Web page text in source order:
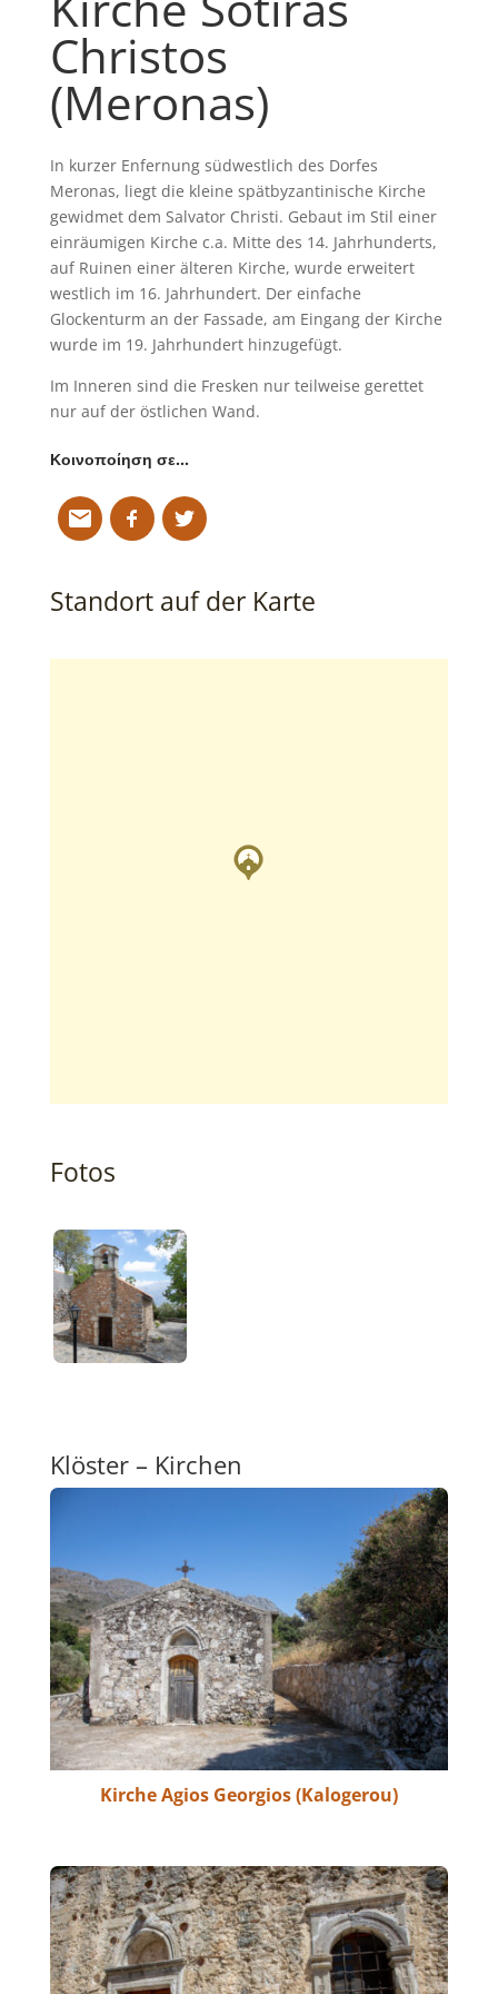
Christos
(Meronas)
In kurzer Enfernung südwestlich des Dorfes
Meronas, liegt die kleine spätbyzantinische Kirche
gewidmet dem Salvator Christi. Gebaut im Stil einer
einräumigen Kirche c.a. Mitte des 14. Jahrhunderts,
auf Ruinen einer älteren Kirche, wurde erweitert
westlich im 16. Jahrhundert. Der einfache
Glockenturm an der Fassade, am Eingang der Kirche
wurde im 19. Jahrhundert hinzugefügt.
Im Inneren sind die Fresken nur teilweise gerettet
nur auf der östlichen Wand.
Κοινοποίηση σε…
Standort auf der Karte
Fotos
Klöster – Kirchen
Kirche Agios Georgios (Kalogerou)